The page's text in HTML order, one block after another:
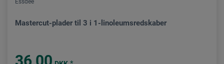
Essdee
Mastercut-plader til 3 i 1-linoleumsredskaber